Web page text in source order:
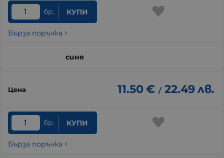
бр. КУПИ
Бърза поръчка
синя
11.50€ / 22.49лв.
бр. КУПИ
Бърза поръчка